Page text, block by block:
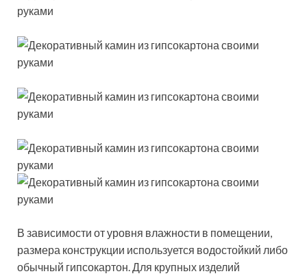
В зависимости от уровня влажности в помещении,
размера конструкции используется водостойкий либо
обычный гипсокартон. Для крупных изделий